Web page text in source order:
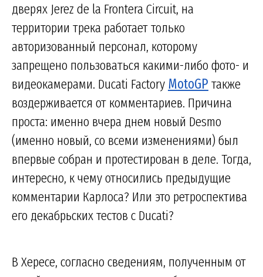
дверях Jerez de la Frontera Circuit, на
территории трека работает только
авторизованный персонал, которому
запрещено пользоваться какими-либо фото- и
видеокамерами. Ducati Factory MotoGP также
воздерживается от комментариев. Причина
проста: именно вчера днем новый Desmo
(именно новый, со всеми изменениями) был
впервые собран и протестирован в деле. Тогда,
интересно, к чему относились предыдущие
комментарии Карлоса? Или это ретроспектива
его декабрьских тестов с Ducati?
В Хересе, согласно сведениям, полученным от